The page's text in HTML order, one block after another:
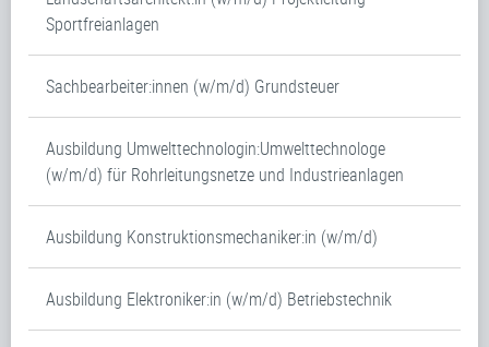
Sportfreianlagen
Sachbearbeiter:innen (w/m/d) Grundsteuer
Ausbildung Umwelttechnologin:Umwelttechnologe
(w/m/d) für Rohrleitungsnetze und Industrieanlagen
Ausbildung Konstruktionsmechaniker:in (w/m/d)
Ausbildung Elektroniker:in (w/m/d) Betriebstechnik